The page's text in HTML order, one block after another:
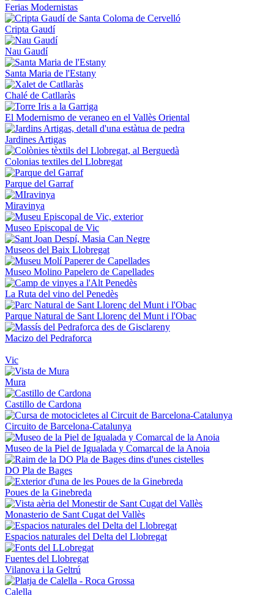
Ferias Modernistas
Cripta Gaudí
Nau Gaudí
Santa Maria de l'Estany
Chalé de Catllaràs
El Modernismo de veraneo en el Vallès Oriental
Jardines Artigas
Colonias textiles del Llobregat
Parque del Garraf
Miravinya
Museo Episcopal de Vic
Museos del Baix Llobregat
Museo Molino Papelero de Capellades
La Ruta del vino del Penedès
Parque Natural de Sant Llorenç del Munt i l'Obac
Macizo del Pedraforca
Vic
Mura
Castillo de Cardona
Circuito de Barcelona-Catalunya
Museo de la Piel de Igualada y Comarcal de la Anoia
DO Pla de Bages
Poues de la Ginebreda
Monasterio de Sant Cugat del Vallès
Espacios naturales del Delta del Llobregat
Fuentes del Llobregat
Vilanova i la Geltrú
Calella